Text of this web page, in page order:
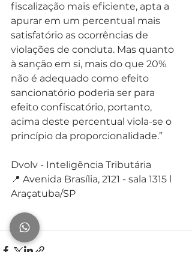
fiscalização mais eficiente, apta a
apurar em um percentual mais
satisfatório as ocorrências de
violações de conduta. Mas quanto
à sanção em si, mais do que 20%
não é adequado como efeito
sancionatório poderia ser para
efeito confiscatório, portanto,
acima deste percentual viola-se o
princípio da proporcionalidade.”
Dvolv - Inteligência Tributária⁣⁣⁣
📍 Avenida Brasília, 2121 - sala 1315 l
Araçatuba/SP⁣⁣⁣